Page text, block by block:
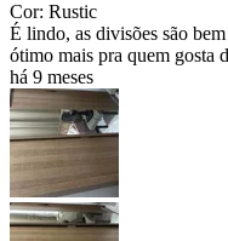
Cor: Rustic
É lindo, as divisões são
ótimo mais pra quem gosta
há 9 meses